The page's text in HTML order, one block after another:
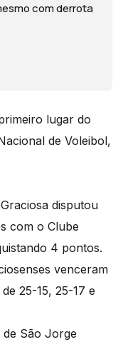
com derrota
lugar do
de Voleibol,
disputou
com o Clube
4 pontos.
venceram
25-15, 25-17 e
de São Jorge